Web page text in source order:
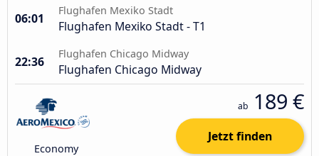
06:01
Flughafen Mexiko Stadt
Flughafen Mexiko Stadt - T1
22:36
Flughafen Chicago Midway
Flughafen Chicago Midway
Economy
ab 189 €
Jetzt finden